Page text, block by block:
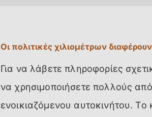
Οι πολιτικές χιλιομέτρων
Για να λάβετε πληροφορίες
να χρησιμοποιήσετε πολλούς
ενοικιαζόμενου αυτοκινήτου.